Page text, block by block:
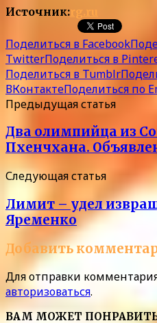
Источник:rg.ru
Поделиться в Facebook
TwitterПоделиться в
Поделиться в Tumblr
ВКонтактеПоделиться по
Предыдущая статья
Два олимпийца из
Пхенчхана.
Следующая статья
Лимит – удел
Яременко
Добавить
Для отправки
авторизоваться.
ВАМ МОЖЕТ